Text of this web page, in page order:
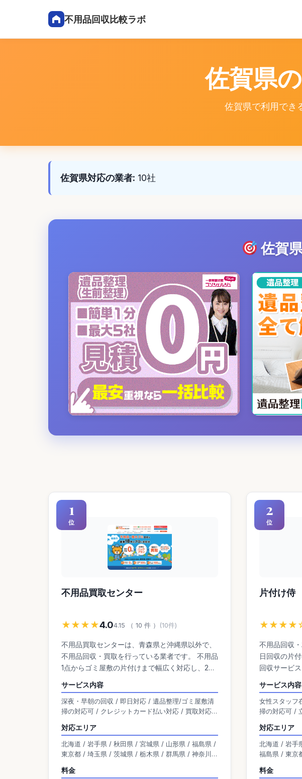
不用品回収比較ラボ
佐賀県
佐賀県で利用でき
佐賀県対応の業者: 10社
佐賀
1
位
不用品買取センター
★★★★4.04.15 （ 10 件 ） (10件)
不用品買取センターは、青森県と沖縄県以外で、
不用品回収・買取を行っている業者です。 不用品
1点からゴミ屋敷の片付けまで幅広く対応し、24
時間365日受付・即日対応が可能です。 見積も
り・出張費・深夜割増が無料で、追加料金の心配
もありません。 柔軟なサービス体制が整ってお
り、引っ越しや遺品整理、急な片付けなどにも迅
速に対応しています。
サービス内容
深夜・早朝の回収 / 即日対応 / 遺品整理/ゴミ屋敷清
掃の対応可 / クレジットカード払い対応 / 買取対応 /
対応エリア
北海道 / 岩手県 / 秋田県 / 宮城県 / 山形県 / 福島県 /
東京都 / 埼玉県 / 茨城県 / 栃木県 / 群馬県 / 神奈川県
/ 長野県 / 岐阜県 / 静岡県 / 愛知県 / 大阪府 / 京都府
料金
2
位
片付け侍
不用品回収
日回収の片
回収サービ
で、事前見
料、キャン
また、買取
い顧客満足
ウを生かし
っています
サイクルシ
サービス内容
女性スタッフ
掃の対応可 /
張見積り有り
対応エリア
北海道 / 岩手
福島県 / 東京
/ 山梨県 / 長
料金